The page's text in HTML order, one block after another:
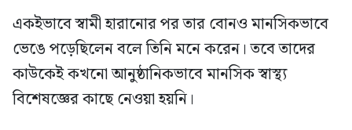
একইভাবে স্বামী হারানোর পর তার বোনও মানসিকভাবে
ভেঙে পড়েছিলেন বলে তিনি মনে করেন। তবে তাদের
কাউকেই কখনো আনুষ্ঠানিকভাবে মানসিক স্বাস্থ্য
বিশেষজ্ঞের কাছে নেওয়া হয়নি।